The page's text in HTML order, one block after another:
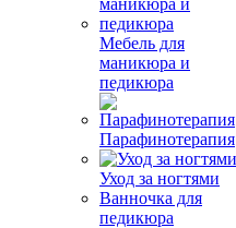
Мебель для
маникюра и
педикюра
Парафинотерапия
Уход за ногтями
Ванночка для
педикюра